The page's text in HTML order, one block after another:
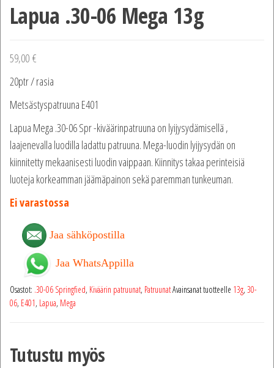
Lapua .30-06 Mega 13g
59,00 €
20ptr / rasia
Metsästyspatruuna E401
Lapua Mega .30-06 Spr -kiväärinpatruuna on lyijysydämisellä ,
laajenevalla luodilla ladattu patruuna. Mega-luodin lyijysydän on
kiinnitetty mekaanisesti luodin vaippaan. Kiinnitys takaa perinteisiä
luoteja korkeamman jäämäpainon sekä paremman tunkeuman.
Ei varastossa
Jaa sähköpostilla
Jaa WhatsAppilla
Osastot: .30-06 Springfied, Kiväärin patruunat, PatruunatAvainsanat tuotteelle 13g, 30-
06, E401, Lapua, Mega
Tutustu myös